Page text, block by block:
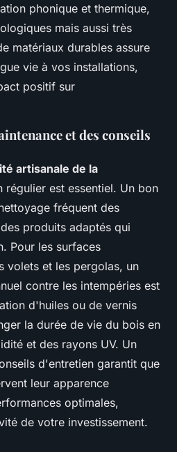
phonique et thermique,
mais aussi très
matériaux durables assure
vie à vos installations,
positif sur
et des conseils
artisanale de la
régulier est essentiel. Un bon
fréquent des
produits adaptés qui
Pour les surfaces
volets et les pergolas, un
contre les intempéries est
d'huiles ou de vernis
la durée de vie du bois en
et des rayons UV. Un
d'entretien garantit que
leur apparence
optimales,
de votre investissement.